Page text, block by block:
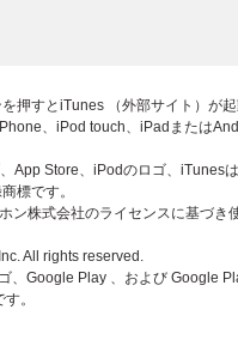
押すとiTunes （外部サイト）が起
、iPod touch、iPadまたは
App Store、iPodのロゴ、iTunes
標です。
ン株式会社のライセンスに基づき
All rights reserved.
、Google Play 、および Google
。